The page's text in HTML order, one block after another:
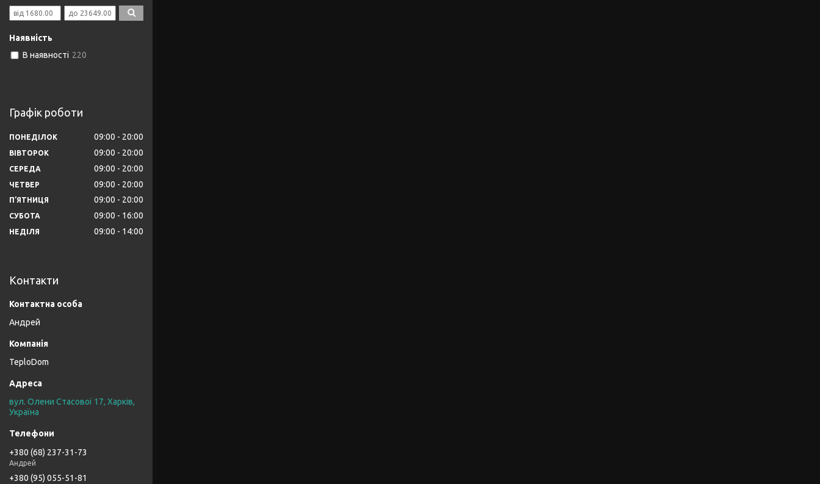
Наявність
В наявності 220
Графік роботи
ПОНЕДІЛОК 09:00 20:00
ВІВТОРОК 09:00 20:00
СЕРЕДА 09:00 20:00
ЧЕТВЕР 09:00 20:00
ПʼЯТНИЦЯ 09:00 20:00
СУБОТА 09:00 16:00
НЕДІЛЯ 09:00 14:00
Контакти
Андрей
TeploDom
вул. Олени Стасової 17, Харків,
Україна
+380 (68) 237-31-73
Андрей
+380 (95) 055-51-81